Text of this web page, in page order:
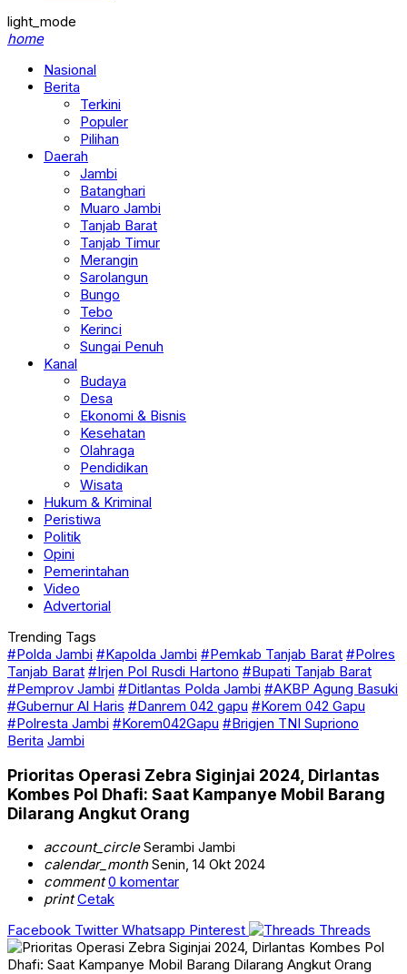
light_mode
home
Nasional
Berita
Terkini
Populer
Pilihan
Daerah
Jambi
Batanghari
Muaro Jambi
Tanjab Barat
Tanjab Timur
Merangin
Sarolangun
Bungo
Tebo
Kerinci
Sungai Penuh
Kanal
Budaya
Desa
Ekonomi & Bisnis
Kesehatan
Olahraga
Pendidikan
Wisata
Hukum & Kriminal
Peristiwa
Politik
Opini
Pemerintahan
Video
Advertorial
Trending Tags
#Polda Jambi #Kapolda Jambi #Pemkab Tanjab Barat #Polres
Tanjab Barat #Irjen Pol Rusdi Hartono #Bupati Tanjab Barat
#Pemprov Jambi #Ditlantas Polda Jambi #AKBP Agung Basuki
#Gubernur Al Haris #Danrem 042 gapu #Korem 042 Gapu
#Polresta Jambi #Korem042Gapu #Brigjen TNI Supriono
Berita Jambi
Prioritas Operasi Zebra Siginjai 2024, Dirlantas
Kombes Pol Dhafi: Saat Kampanye Mobil Barang
Dilarang Angkut Orang
account_circleSerambi Jambi
calendar_monthSenin, 14 Okt 2024
comment 0 komentar
print Cetak
Facebook Twitter Whatsapp Pinterest Threads